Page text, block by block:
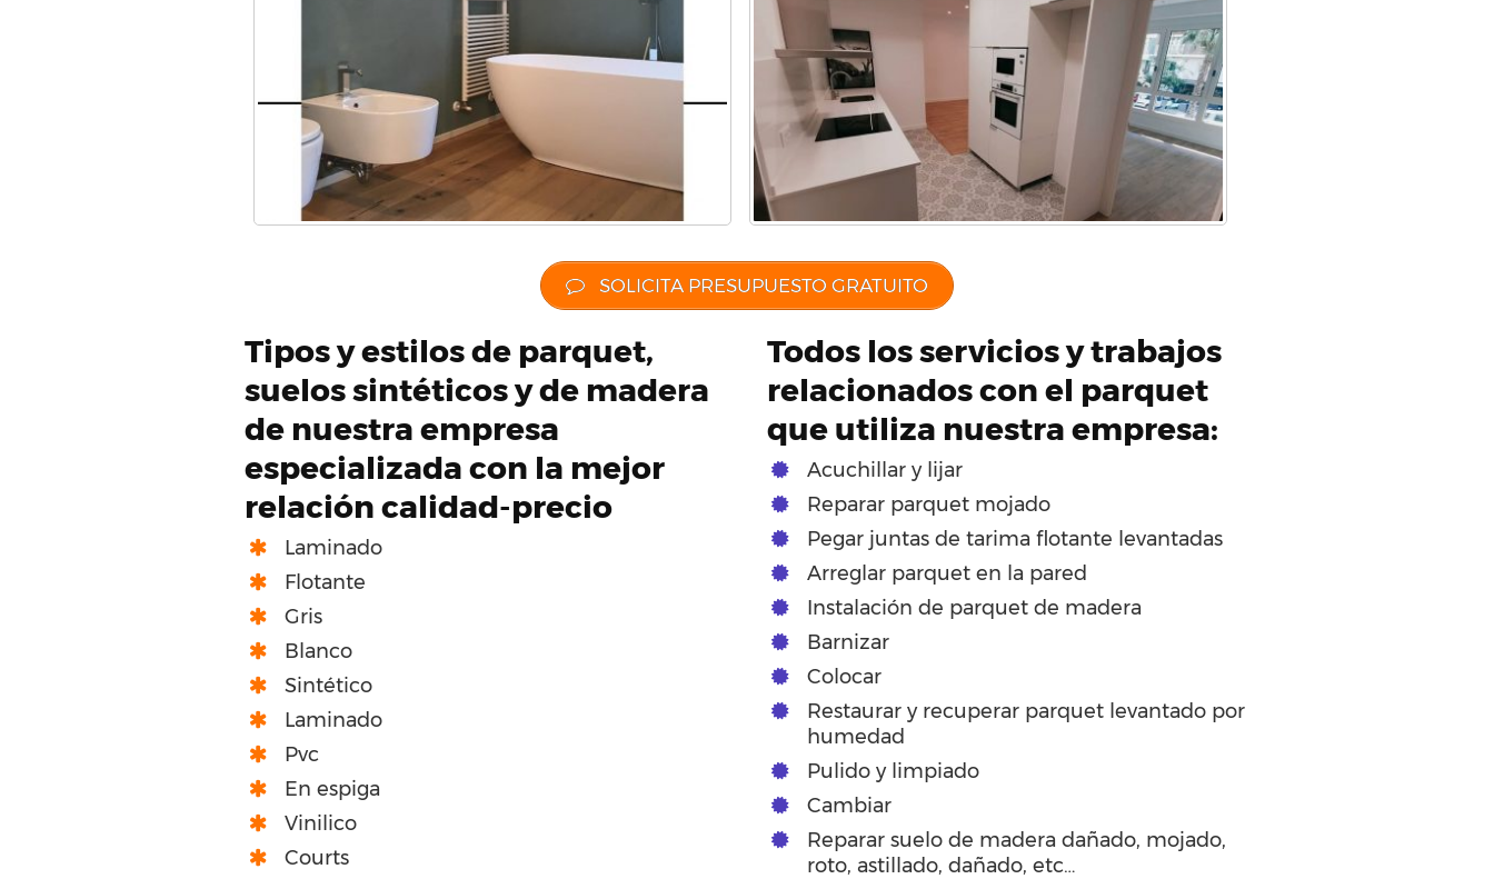
SOLICITA PRESUPUESTO GRATUITO
Tipos y estilos de parquet,
suelos sintéticos y de madera
de nuestra empresa
especializada con la mejor
relación calidad-precio
Laminado
Flotante
Gris
Blanco
Sintético
Laminado
Pvc
En espiga
Vinilico
Courts
Todos los servicios y trabajos
relacionados con el parquet
que utiliza nuestra empresa:
Acuchillar y lijar
Reparar parquet mojado
Pegar juntas de tarima flotante levantadas
Arreglar parquet en la pared
Instalación de parquet de madera
Barnizar
Colocar
Restaurar y recuperar parquet levantado por
humedad
Pulido y limpiado
Cambiar
Reparar suelo de madera dañado, mojado,
roto, astillado, dañado, etc…